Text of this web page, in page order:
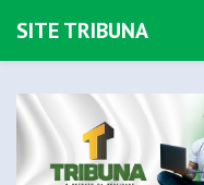
SITE TRIBUNA